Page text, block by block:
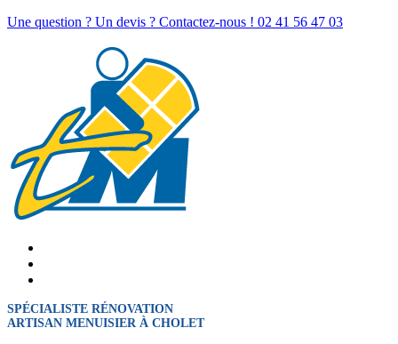
Une question ? Un devis ? Contactez-nous ! 02 41 56 47 03
SPÉCIALISTE RÉNOVATION
ARTISAN MENUISIER À CHOLET